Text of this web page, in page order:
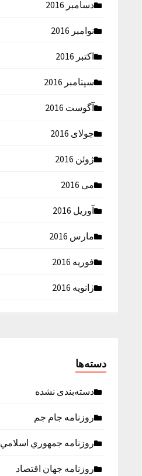
دسامبر 2016
نوامبر 2016
اکتبر 2016
سپتامبر 2016
آگوست 2016
جولای 2016
ژوئن 2016
می 2016
آوریل 2016
مارس 2016
فوریه 2016
ژانویه 2016
دسته‌ها
دسته‌بندی نشده
روزنامه جام جم
روزنامه جمهوري اسلامي
روزنامه جهان اقتصاد